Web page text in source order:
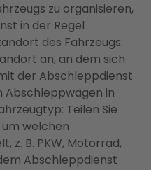
zu organisieren,
in der Regel
des Fahrzeugs:
an, an dem sich
der Abschleppdienst
in
Teilen Sie
welchen
z. B. PKW, Motorrad,
Abschleppdienst